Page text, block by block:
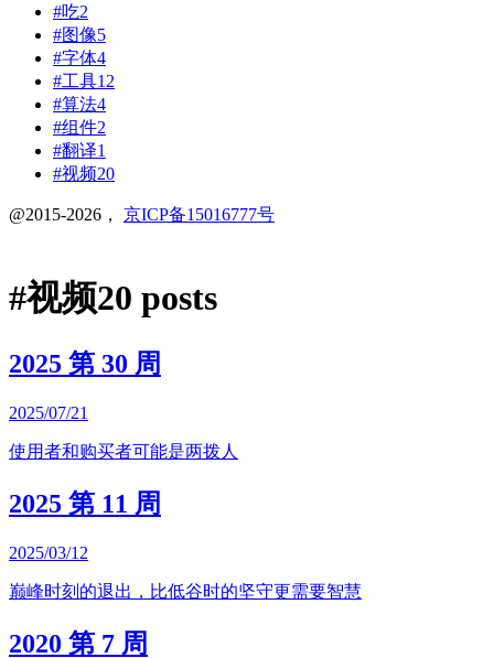
#吃2
#图像5
#字体4
#工具12
#算法4
#组件2
#翻译1
#视频20
@2015-2026， 京ICP备15016777号
#视频20 posts
2025 第 30 周
2025/07/21
使用者和购买者可能是两拨人
2025 第 11 周
2025/03/12
巅峰时刻的退出，比低谷时的坚守更需要智慧
2020 第 7 周